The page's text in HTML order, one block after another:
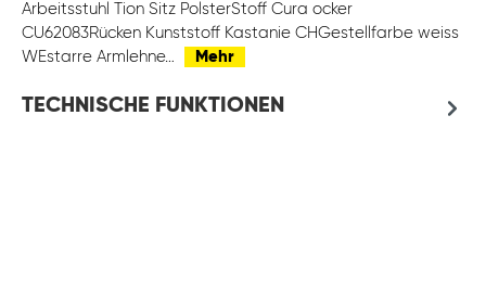
Arbeitsstuhl Tion Sitz PolsterStoff Cura ocker
CU62083Rücken Kunststoff Kastanie CHGestellfarbe weiss
WEstarre Armlehne…
Mehr
TECHNISCHE FUNKTIONEN